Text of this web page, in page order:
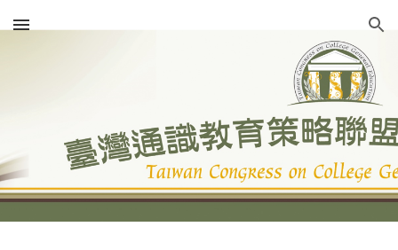
Skip to main content Skip to navigation